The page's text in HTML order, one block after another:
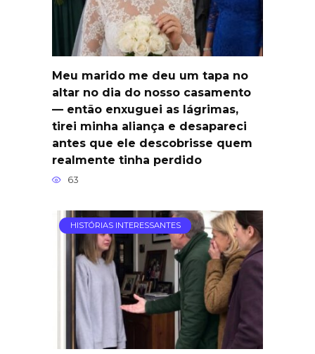
Meu marido me deu um tapa no
altar no dia do nosso casamento
— então enxuguei as lágrimas,
tirei minha aliança e desapareci
antes que ele descobrisse quem
realmente tinha perdido
63
HISTÓRIAS INTERESSANTES